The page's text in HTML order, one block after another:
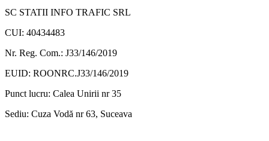
SC STATII INFO TRAFIC SRL
CUI: 40434483
Nr. Reg. Com.: J33/146/2019
EUID: ROONRC.J33/146/2019
Punct lucru: Calea Unirii nr 35
Sediu: Cuza Vodă nr 63, Suceava